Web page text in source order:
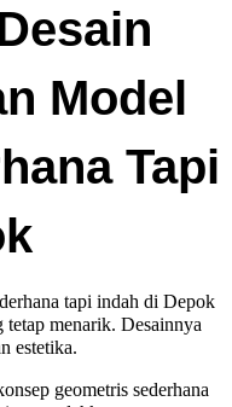
Model
Tapi
tapi indah di Depok
tetap menarik. Desainnya
estetika.
geometris sederhana